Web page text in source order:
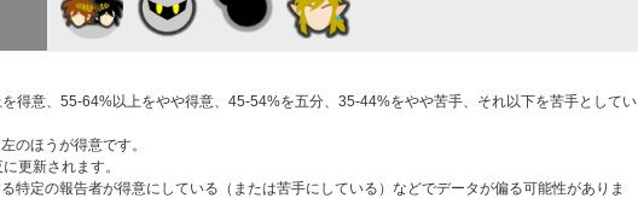
得意、55-64%以上をやや得意、45-54%を五分、35-44%をやや苦手、それ以下を苦手としてい
のほうが得意です。
更新されます。
特定の報告者が得意にしている（または苦手にしている）などでデータが偏る可能性がありま